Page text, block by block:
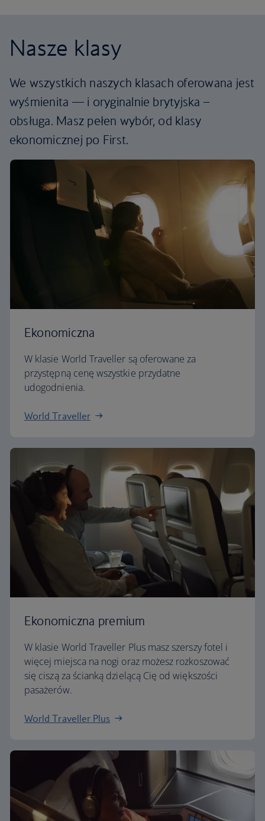
Nasze klasy
We wszystkich naszych klasach oferowana jest
wyśmienita — i oryginalnie brytyjska –
obsługa. Masz pełen wybór, od klasy
ekonomicznej po First.
Ekonomiczna
W klasie World Traveller są oferowane za
przystępną cenę wszystkie przydatne
udogodnienia.
World Traveller
Ekonomiczna premium
W klasie World Traveller Plus masz szerszy fotel i
więcej miejsca na nogi oraz możesz rozkoszować
się ciszą za ścianką dzielącą Cię od większości
pasażerów.
World Traveller Plus